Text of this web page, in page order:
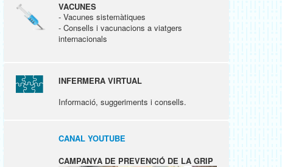
VACUNES
- Vacunes sistemàtiques
- Consells i vacunacions a viatgers
internacionals
INFERMERA VIRTUAL
Informació, suggeriments i consells.
CANAL YOUTUBE
CAMPANYA DE PREVENCIÓ DE LA GRIP